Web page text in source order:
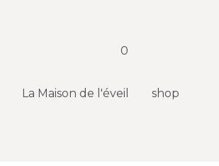
La Maison de l'éveil shop
0
La Maison de l'éveil shop
0